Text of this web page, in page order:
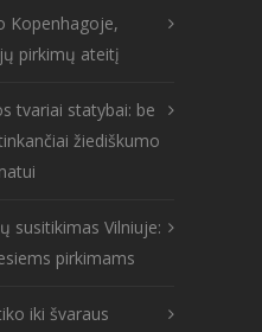
Kopenhagoje,
pirkimų ateitį
tvariai statybai: be
žiediškumo
susitikimas Vilniuje:
pirkimams
iki švaraus